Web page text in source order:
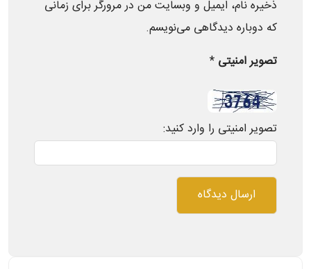
ذخیره نام، ایمیل و وبسایت من در مرورگر برای زمانی
که دوباره دیدگاهی می‌نویسم.
تصویر امنیتی *
تصویر امنیتی را وارد کنید: